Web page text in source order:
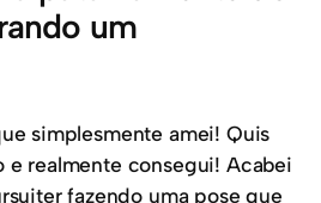
um
simplesmente amei! Quis
e realmente consegui! Acabei
fazendo uma pose que